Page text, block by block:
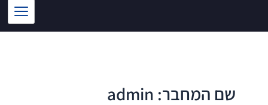
שם המחבר: admin